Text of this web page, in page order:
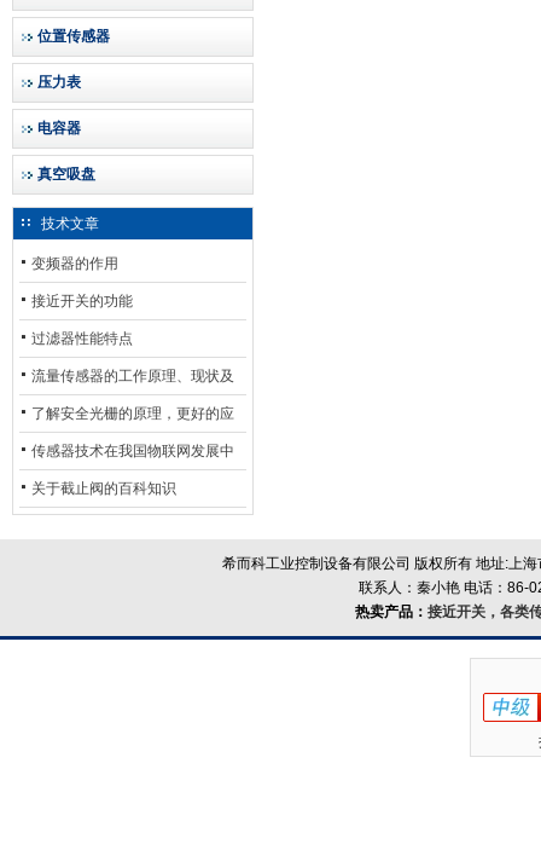
位置传感器
压力表
电容器
真空吸盘
技术文章
变频器的作用
接近开关的功能
过滤器性能特点
流量传感器的工作原理、现状及
其发展前景
了解安全光栅的原理，更好的应
用安全光栅
传感器技术在我国物联网发展中
的地位*
关于截止阀的百科知识
希而科工业控制设备有限公司 版权所有 地址:上
联系人：秦小艳 电话：86-
热卖产品： 接近开关，各类